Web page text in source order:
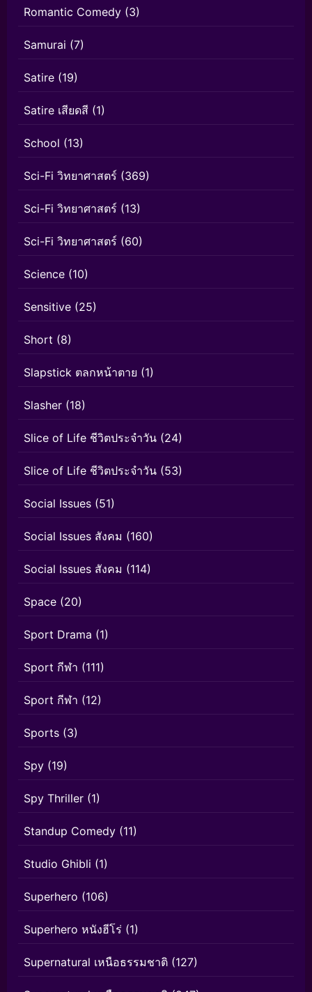
Romantic Comedy (3)
Samurai (7)
Satire (19)
Satire เสียดสี (1)
School (13)
Sci-Fi วิทยาศาสตร์ (369)
Sci-Fi วิทยาศาสตร์ (13)
Sci-Fi วิทยาศาสตร์ (60)
Science (10)
Sensitive (25)
Short (8)
Slapstick ตลกหน้าตาย (1)
Slasher (18)
Slice of Life ชีวิตประจำวัน (24)
Slice of Life ชีวิตประจำวัน (53)
Social Issues (51)
Social Issues สังคม (160)
Social Issues สังคม (114)
Space (20)
Sport Drama (1)
Sport กีฬา (111)
Sport กีฬา (12)
Sports (3)
Spy (19)
Spy Thriller (1)
Standup Comedy (11)
Studio Ghibli (1)
Superhero (106)
Superhero หนังฮีโร่ (1)
Supernatural เหนือธรรมชาติ (127)